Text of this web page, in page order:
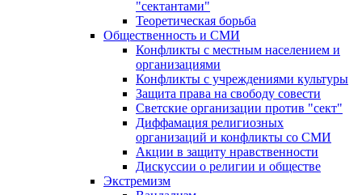
"сектантами"
Теоретическая борьба
Общественность и СМИ
Конфликты с местным населением и
организациями
Конфликты с учреждениями культуры
Защита права на свободу совести
Светские организации против "сект"
Диффамация религиозных
организаций и конфликты со СМИ
Акции в защиту нравственности
Дискуссии о религии и обществе
Экстремизм